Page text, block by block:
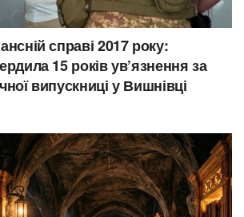
справі 2017 року:
15 років ув’язнення за
випускниці у Вишнівці